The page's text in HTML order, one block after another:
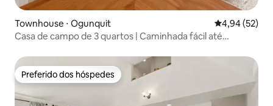
Townhouse ⋅ Ogunquit 4,94 de uma
4,94 (52)
Casa de campo de 3 quartos | Caminhada fácil até
Preferido dos hóspedes
Preferido dos hóspedes